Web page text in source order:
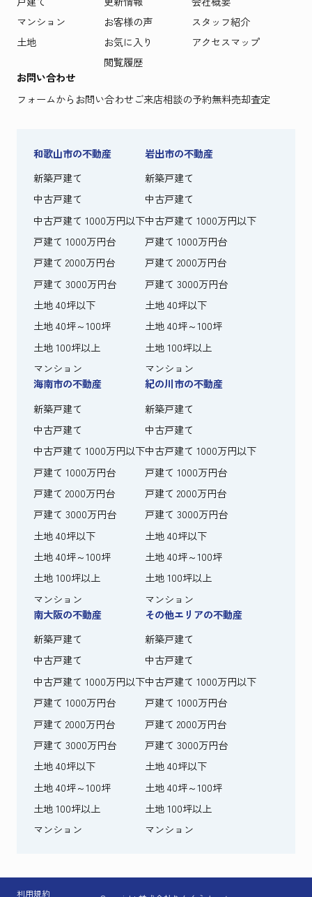
マンション
土地
お客様の声
お気に入り
閲覧履歴
スタッフ紹介
アクセスマップ
お問い合わせ
フォームからお問い合わせご来店相談の予約無料売却査定
和歌山市の不動産
新築戸建て
中古戸建て
中古戸建て 1000万円以下
戸建て 1000万円台
戸建て 2000万円台
戸建て 3000万円台
土地 40坪以下
土地 40坪～100坪
土地 100坪以上
マンション
岩出市の不動産
新築戸建て
中古戸建て
中古戸建て 1000万円以下
戸建て 1000万円台
戸建て 2000万円台
戸建て 3000万円台
土地 40坪以下
土地 40坪～100坪
土地 100坪以上
マンション
海南市の不動産
新築戸建て
中古戸建て
中古戸建て 1000万円以下
戸建て 1000万円台
戸建て 2000万円台
戸建て 3000万円台
土地 40坪以下
土地 40坪～100坪
土地 100坪以上
マンション
紀の川市の不動産
新築戸建て
中古戸建て
中古戸建て 1000万円以下
戸建て 1000万円台
戸建て 2000万円台
戸建て 3000万円台
土地 40坪以下
土地 40坪～100坪
土地 100坪以上
マンション
南大阪の不動産
新築戸建て
中古戸建て
中古戸建て 1000万円以下
戸建て 1000万円台
戸建て 2000万円台
戸建て 3000万円台
土地 40坪以下
土地 40坪～100坪
土地 100坪以上
マンション
その他エリアの不動産
新築戸建て
中古戸建て
中古戸建て 1000万円以下
戸建て 1000万円台
戸建て 2000万円台
戸建て 3000万円台
土地 40坪以下
土地 40坪～100坪
土地 100坪以上
マンション
利用規約